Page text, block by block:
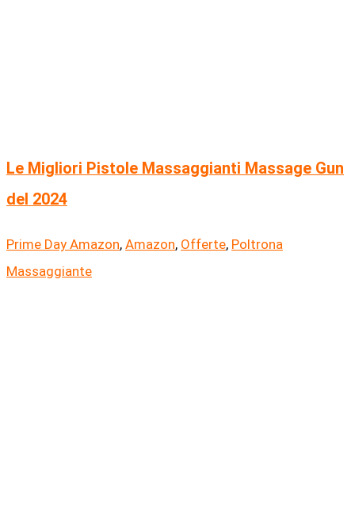
Le Migliori Pistole Massaggianti Massage Gun
del 2024
Prime Day Amazon, Amazon, Offerte, Poltrona
Massaggiante